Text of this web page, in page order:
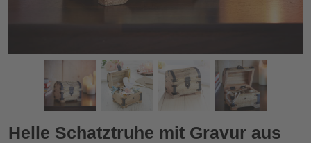
Helle Schatztruhe mit Gravur aus Holz zur Konfirmation
Zurück
Helle Schatztruhe mit Gravur aus